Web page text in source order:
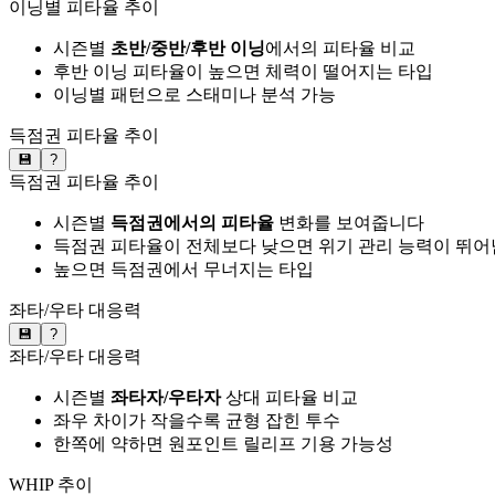
이닝별 피타율 추이
시즌별 초반/중반/후반 이닝에서의 피타율 비교
후반 이닝 피타율이 높으면 체력이 떨어지는 타입
이닝별 패턴으로 스태미나 분석 가능
득점권 피타율 추이
💾 ?
득점권 피타율 추이
시즌별 득점권에서의 피타율 변화를 보여줍니다
득점권 피타율이 전체보다 낮으면 위기 관리 능력이 뛰어
높으면 득점권에서 무너지는 타입
좌타/우타 대응력
💾 ?
좌타/우타 대응력
시즌별 좌타자/우타자상대 피타율 비교
좌우 차이가 작을수록 균형 잡힌 투수
한쪽에 약하면 원포인트 릴리프 기용 가능성
WHIP 추이